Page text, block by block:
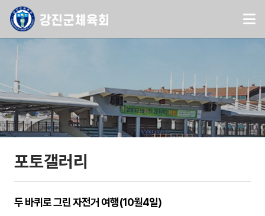
포토갤러리
두 바퀴로 그린 자전거 여행(10월4일)